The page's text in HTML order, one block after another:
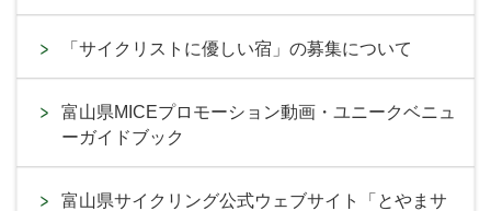
「サイクリストに優しい宿」の募集について
富山県MICEプロモーション動画・ユニークベニュ
ーガイドブック
富山県サイクリング公式ウェブサイト「とやまサ